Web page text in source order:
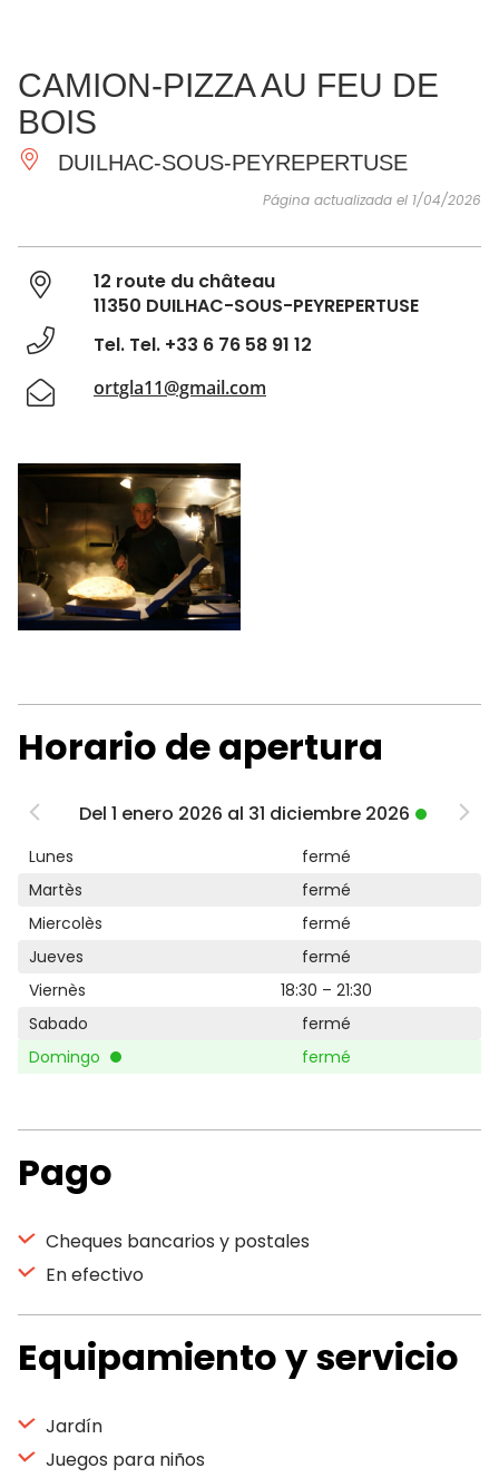
IMPRESCINDIBLES
HACER
INSPIRACIONES
CAMION-PIZZA AU FEU DE
BOIS
DUILHAC-SOUS-PEYREPERTUSE
Página actualizada el 1/04/2026
12 route du château
11350 DUILHAC-SOUS-PEYREPERTUSE
Tel. Tel. +33 6 76 58 91 12
ortgla11@gmail.com
Horario de apertura
Del 1 enero 2026 al 31 diciembre 2026
Lunes
fermé
Martès
fermé
Miercolès
fermé
Jueves
fermé
Viernès
18:30 – 21:30
Sabado
fermé
Domingo
fermé
Pago
Cheques bancarios y postales
En efectivo
Equipamiento y servicio
Jardín
Juegos para niños